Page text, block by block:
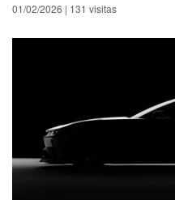
01/02/2026 | 131 visitas